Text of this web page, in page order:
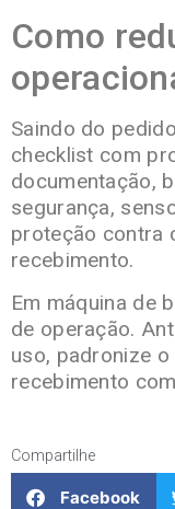
Como
Saindo do
checklist com
documentação,
segurança,
proteção contra
recebimento.
Em máquina de
de operação.
uso, padronize
recebimento
Compartilhe
Facebook